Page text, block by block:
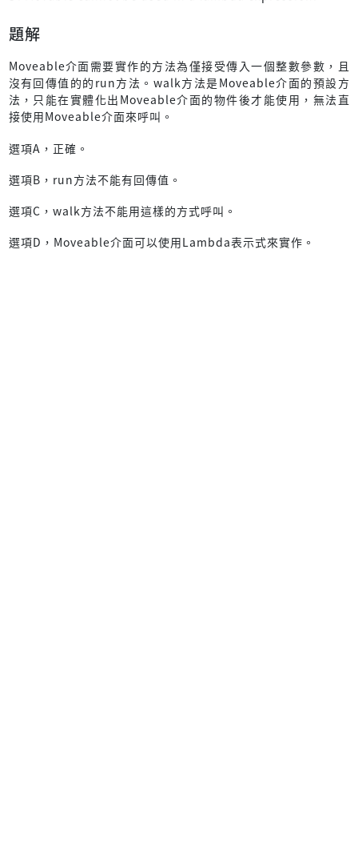
題解
Moveable介面需要實作的方法為僅接受傳入一個整數參數，且
沒有回傳值的的run方法。walk方法是Moveable介面的預設方
法，只能在實體化出Moveable介面的物件後才能使用，無法直
接使用Moveable介面來呼叫。
選項A，正確。
選項B，run方法不能有回傳值。
選項C，walk方法不能用這樣的方式呼叫。
選項D，Moveable介面可以使用Lambda表示式來實作。